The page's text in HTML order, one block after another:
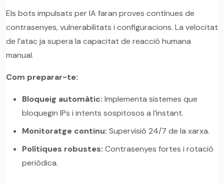
Els bots impulsats per IA faran proves contínues de
contrasenyes, vulnerabilitats i configuracions. La velocitat
de l’atac ja supera la capacitat de reacció humana
manual.
Com preparar-te:
Bloqueig automàtic: Implementa sistemes que
bloquegin IPs i intents sospitosos a l’instant.
Monitoratge continu: Supervisió 24/7 de la xarxa.
Polítiques robustes: Contrasenyes fortes i rotació
periòdica.